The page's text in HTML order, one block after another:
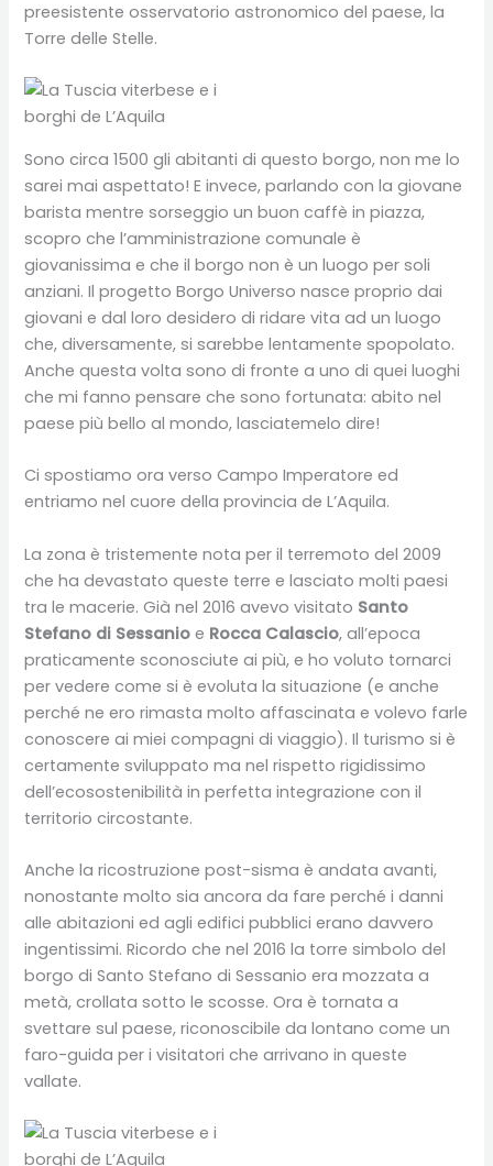
preesistente osservatorio astronomico del paese, la
Torre delle Stelle.
Sono circa 1500 gli abitanti di questo borgo, non me lo
sarei mai aspettato! E invece, parlando con la giovane
barista mentre sorseggio un buon caffè in piazza,
scopro che l’amministrazione comunale è
giovanissima e che il borgo non è un luogo per soli
anziani. Il progetto Borgo Universo nasce proprio dai
giovani e dal loro desidero di ridare vita ad un luogo
che, diversamente, si sarebbe lentamente spopolato.
Anche questa volta sono di fronte a uno di quei luoghi
che mi fanno pensare che sono fortunata: abito nel
paese più bello al mondo, lasciatemelo dire!
Ci spostiamo ora verso Campo Imperatore ed
entriamo nel cuore della provincia de L’Aquila.
La zona è tristemente nota per il terremoto del 2009
che ha devastato queste terre e lasciato molti paesi
tra le macerie. Già nel 2016 avevo visitato Santo
Stefano di Sessanio e Rocca Calascio, all’epoca
praticamente sconosciute ai più, e ho voluto tornarci
per vedere come si è evoluta la situazione (e anche
perché ne ero rimasta molto affascinata e volevo farle
conoscere ai miei compagni di viaggio). Il turismo si è
certamente sviluppato ma nel rispetto rigidissimo
dell’ecosostenibilità in perfetta integrazione con il
territorio circostante.
Anche la ricostruzione post-sisma è andata avanti,
nonostante molto sia ancora da fare perché i danni
alle abitazioni ed agli edifici pubblici erano davvero
ingentissimi. Ricordo che nel 2016 la torre simbolo del
borgo di Santo Stefano di Sessanio era mozzata a
metà, crollata sotto le scosse. Ora è tornata a
svettare sul paese, riconoscibile da lontano come un
faro-guida per i visitatori che arrivano in queste
vallate.